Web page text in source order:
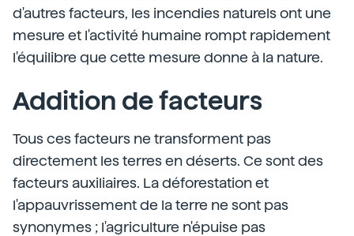
d'autres facteurs, les incendies naturels ont une
mesure et l'activité humaine rompt rapidement
l'équilibre que cette mesure donne à la nature.
Addition de facteurs
Tous ces facteurs ne transforment pas
directement les terres en déserts. Ce sont des
facteurs auxiliaires. La déforestation et
l'appauvrissement de la terre ne sont pas
synonymes ; l'agriculture n'épuise pas